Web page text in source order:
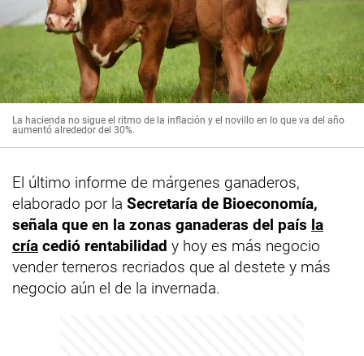
La hacienda no sigue el ritmo de la inflación y el novillo en lo que va del año
aumentó alrededor del 30%.
El último informe de márgenes ganaderos,
elaborado por la Secretaría de Bioeconomía,
señala que en la zonas ganaderas del país la
cría cedió rentabilidad y hoy es más negocio
vender terneros recriados que al destete y más
negocio aún el de la invernada.